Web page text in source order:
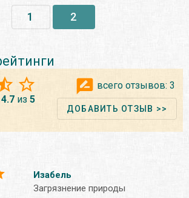
1 2
4.7 из 5
всего отзывов: 3
ДОБАВИТЬ ОТЗЫВ >>
Изабель
Загрязнение природы